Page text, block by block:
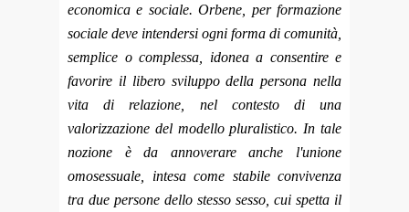
economica e sociale. Orbene, per formazione
sociale deve intendersi ogni forma di comunità,
semplice o complessa, idonea a consentire e
favorire il libero sviluppo della persona nella
vita di relazione, nel contesto di una
valorizzazione del modello pluralistico. In tale
nozione è da annoverare anche l'unione
omosessuale, intesa come stabile convivenza
tra due persone dello stesso sesso, cui spetta il